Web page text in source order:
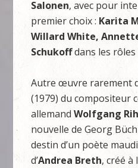
Salonen, avec pour
premier choix : Karita
Willard White,
Schukoffdans les rôles
Autre œuvre rarement
(1979) du compositeur
allemandWolfgang
nouvelle de Georg
destin d’un poète
d’Andrea Breth, créé à